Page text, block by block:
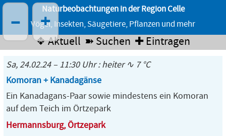
Naturbeobachtungen in der Region Celle
Vögel, Insekten, Säugetiere, Pflanzen und mehr
❖ Aktuell ➽ Suchen ✚ Eintragen
Sa, 24.02.24 – 11:30 Uhr : heiter ∿ 7 °C
Komoran + Kanadagänse
Ein Kanadagans-Paar sowie mindestens ein Komoran
auf dem Teich im Örtzepark
Hermannsburg, Örtzepark
– +